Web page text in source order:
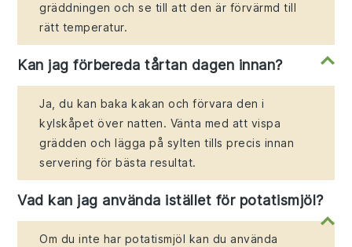
gräddningen och se till att den är förvärmd till
rätt temperatur.
Kan jag förbereda tårtan dagen innan?
Ja, du kan baka kakan och förvara den i
kylskåpet över natten. Vänta med att vispa
grädden och lägga på sylten tills precis innan
servering för bästa resultat.
Vad kan jag använda istället för potatismjöl?
Om du inte har potatismjöl kan du använda